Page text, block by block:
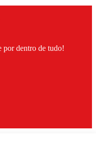
por dentro de tudo!